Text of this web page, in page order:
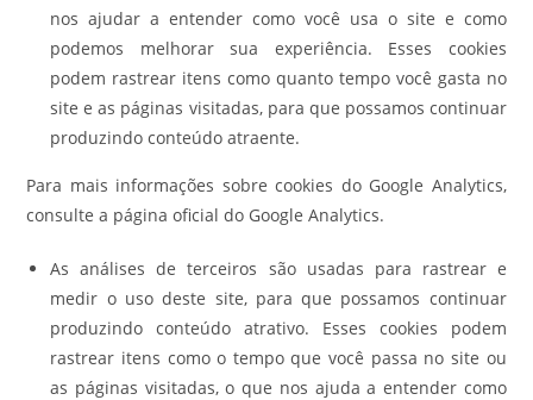
nos ajudar a entender como você usa o site e como
podemos melhorar sua experiência. Esses cookies
podem rastrear itens como quanto tempo você gasta no
site e as páginas visitadas, para que possamos continuar
produzindo conteúdo atraente.
Para mais informações sobre cookies do Google Analytics,
consulte a página oficial do Google Analytics.
As análises de terceiros são usadas para rastrear e
medir o uso deste site, para que possamos continuar
produzindo conteúdo atrativo. Esses cookies podem
rastrear itens como o tempo que você passa no site ou
as páginas visitadas, o que nos ajuda a entender como